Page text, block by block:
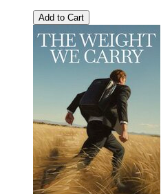
Add to Cart